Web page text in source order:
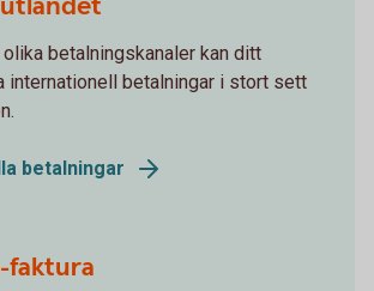
betalningskanaler kan ditt
internationell betalningar i stort sett
betalningar
faktura